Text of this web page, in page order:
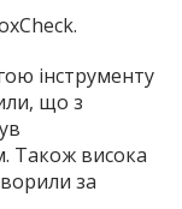
інструменту
що з
Також висока
за